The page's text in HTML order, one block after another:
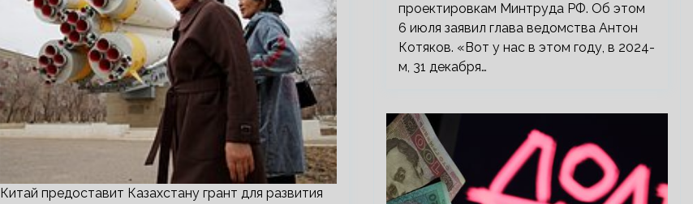
Китай предоставит Казахстану грант для развития
проектировкам Минтруда РФ. Об этом
6 июля заявил глава ведомства Антон
Котяков. «Вот у нас в этом году, в 2024-
м, 31 декабря…